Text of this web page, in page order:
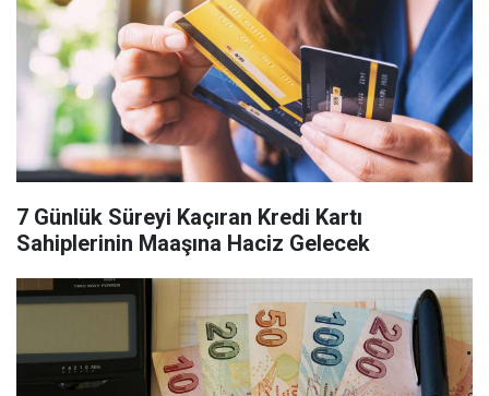
7 Günlük Süreyi Kaçıran Kredi Kartı
Sahiplerinin Maaşına Haciz Gelecek